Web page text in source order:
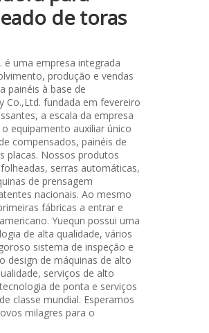
de toras
é uma empresa integrada
produção e vendas
painéis à base de
Co.,Ltd. fundada em fevereiro
a escala da empresa
equipamento auxiliar único
compensados, painéis de
placas. Nossos produtos
serras automáticas,
de prensagem
nacionais. Ao mesmo
fábricas a entrar e
Yuequn possui uma
de alta qualidade, vários
sistema de inspeção e
design de máquinas de alto
serviços de alto
de ponta e serviços
classe mundial. Esperamos
milagres para o